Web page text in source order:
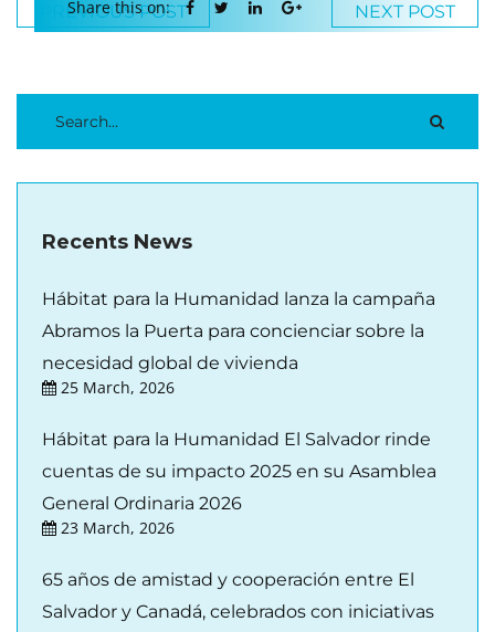
Share this on:
PREVIOUS POST NEXT POST
Recents News
Hábitat para la Humanidad lanza la campaña
Abramos la Puerta para concienciar sobre la
necesidad global de vivienda
25 March, 2026
Hábitat para la Humanidad El Salvador rinde
cuentas de su impacto 2025 en su Asamblea
General Ordinaria 2026
23 March, 2026
65 años de amistad y cooperación entre El
Salvador y Canadá, celebrados con iniciativas